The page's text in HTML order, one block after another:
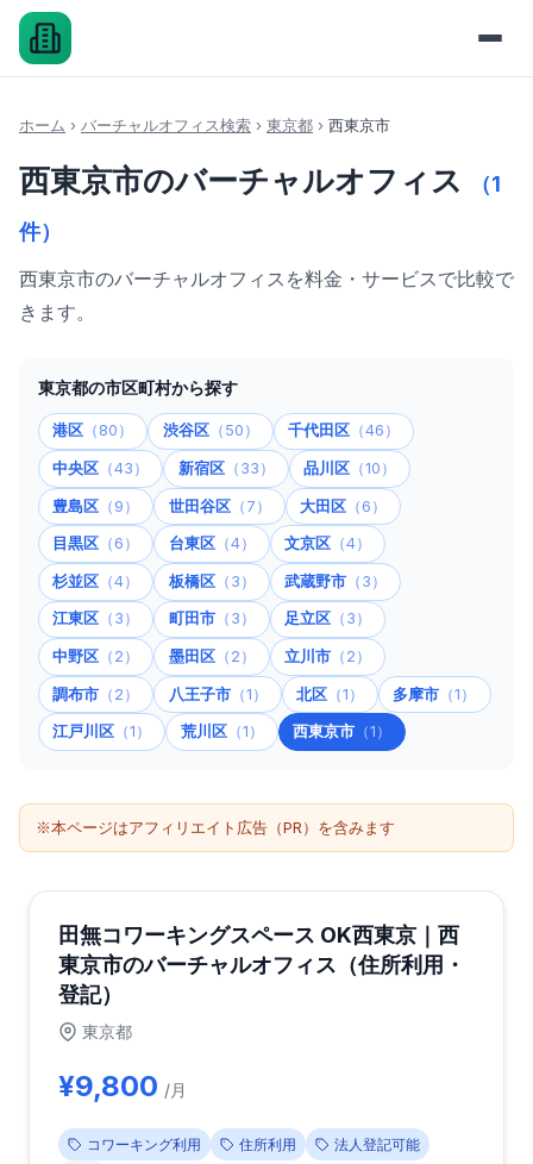
ホーム › バーチャルオフィス検索 › 東京都 › 西東京市
西東京市のバーチャルオフィス
（1
件）
西東京市のバーチャルオフィスを料金・サービスで比較で
きます。
東京都の市区町村から探す
港区 （80） 渋谷区（50） 千代田区（46）
中央区 （43） 新宿区（33） 品川区（10）
豊島区 （9） 世田谷区（7） 大田区（6）
目黒区 （6） 台東区（4） 文京区（4）
杉並区 （4） 板橋区（3） 武蔵野市（3）
江東区 （3） 町田市（3） 足立区（3）
中野区 （2） 墨田区（2） 立川市（2）
調布市 （2） 八王子市（1） 北区（1） 多摩市 （1）
江戸川区 （1） 荒川区（1） 西東京市（1）
※本ページはアフィリエイト広告（PR）を含みます
田無コワーキングスペース OK西東京｜西
東京市のバーチャルオフィス（住所利用・
登記）
東京都
¥9,800 /月
コワーキング利用 住所利用
法人登記可能